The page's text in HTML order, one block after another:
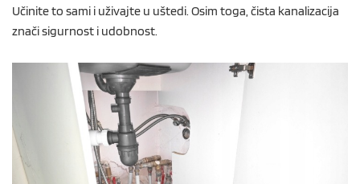
Učinite to sami i uživajte u uštedi. Osim toga, čista kanalizacija
znači sigurnost i udobnost.